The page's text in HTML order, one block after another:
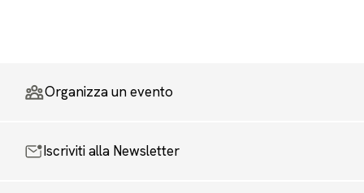
Organizza un evento
Iscriviti alla Newsletter